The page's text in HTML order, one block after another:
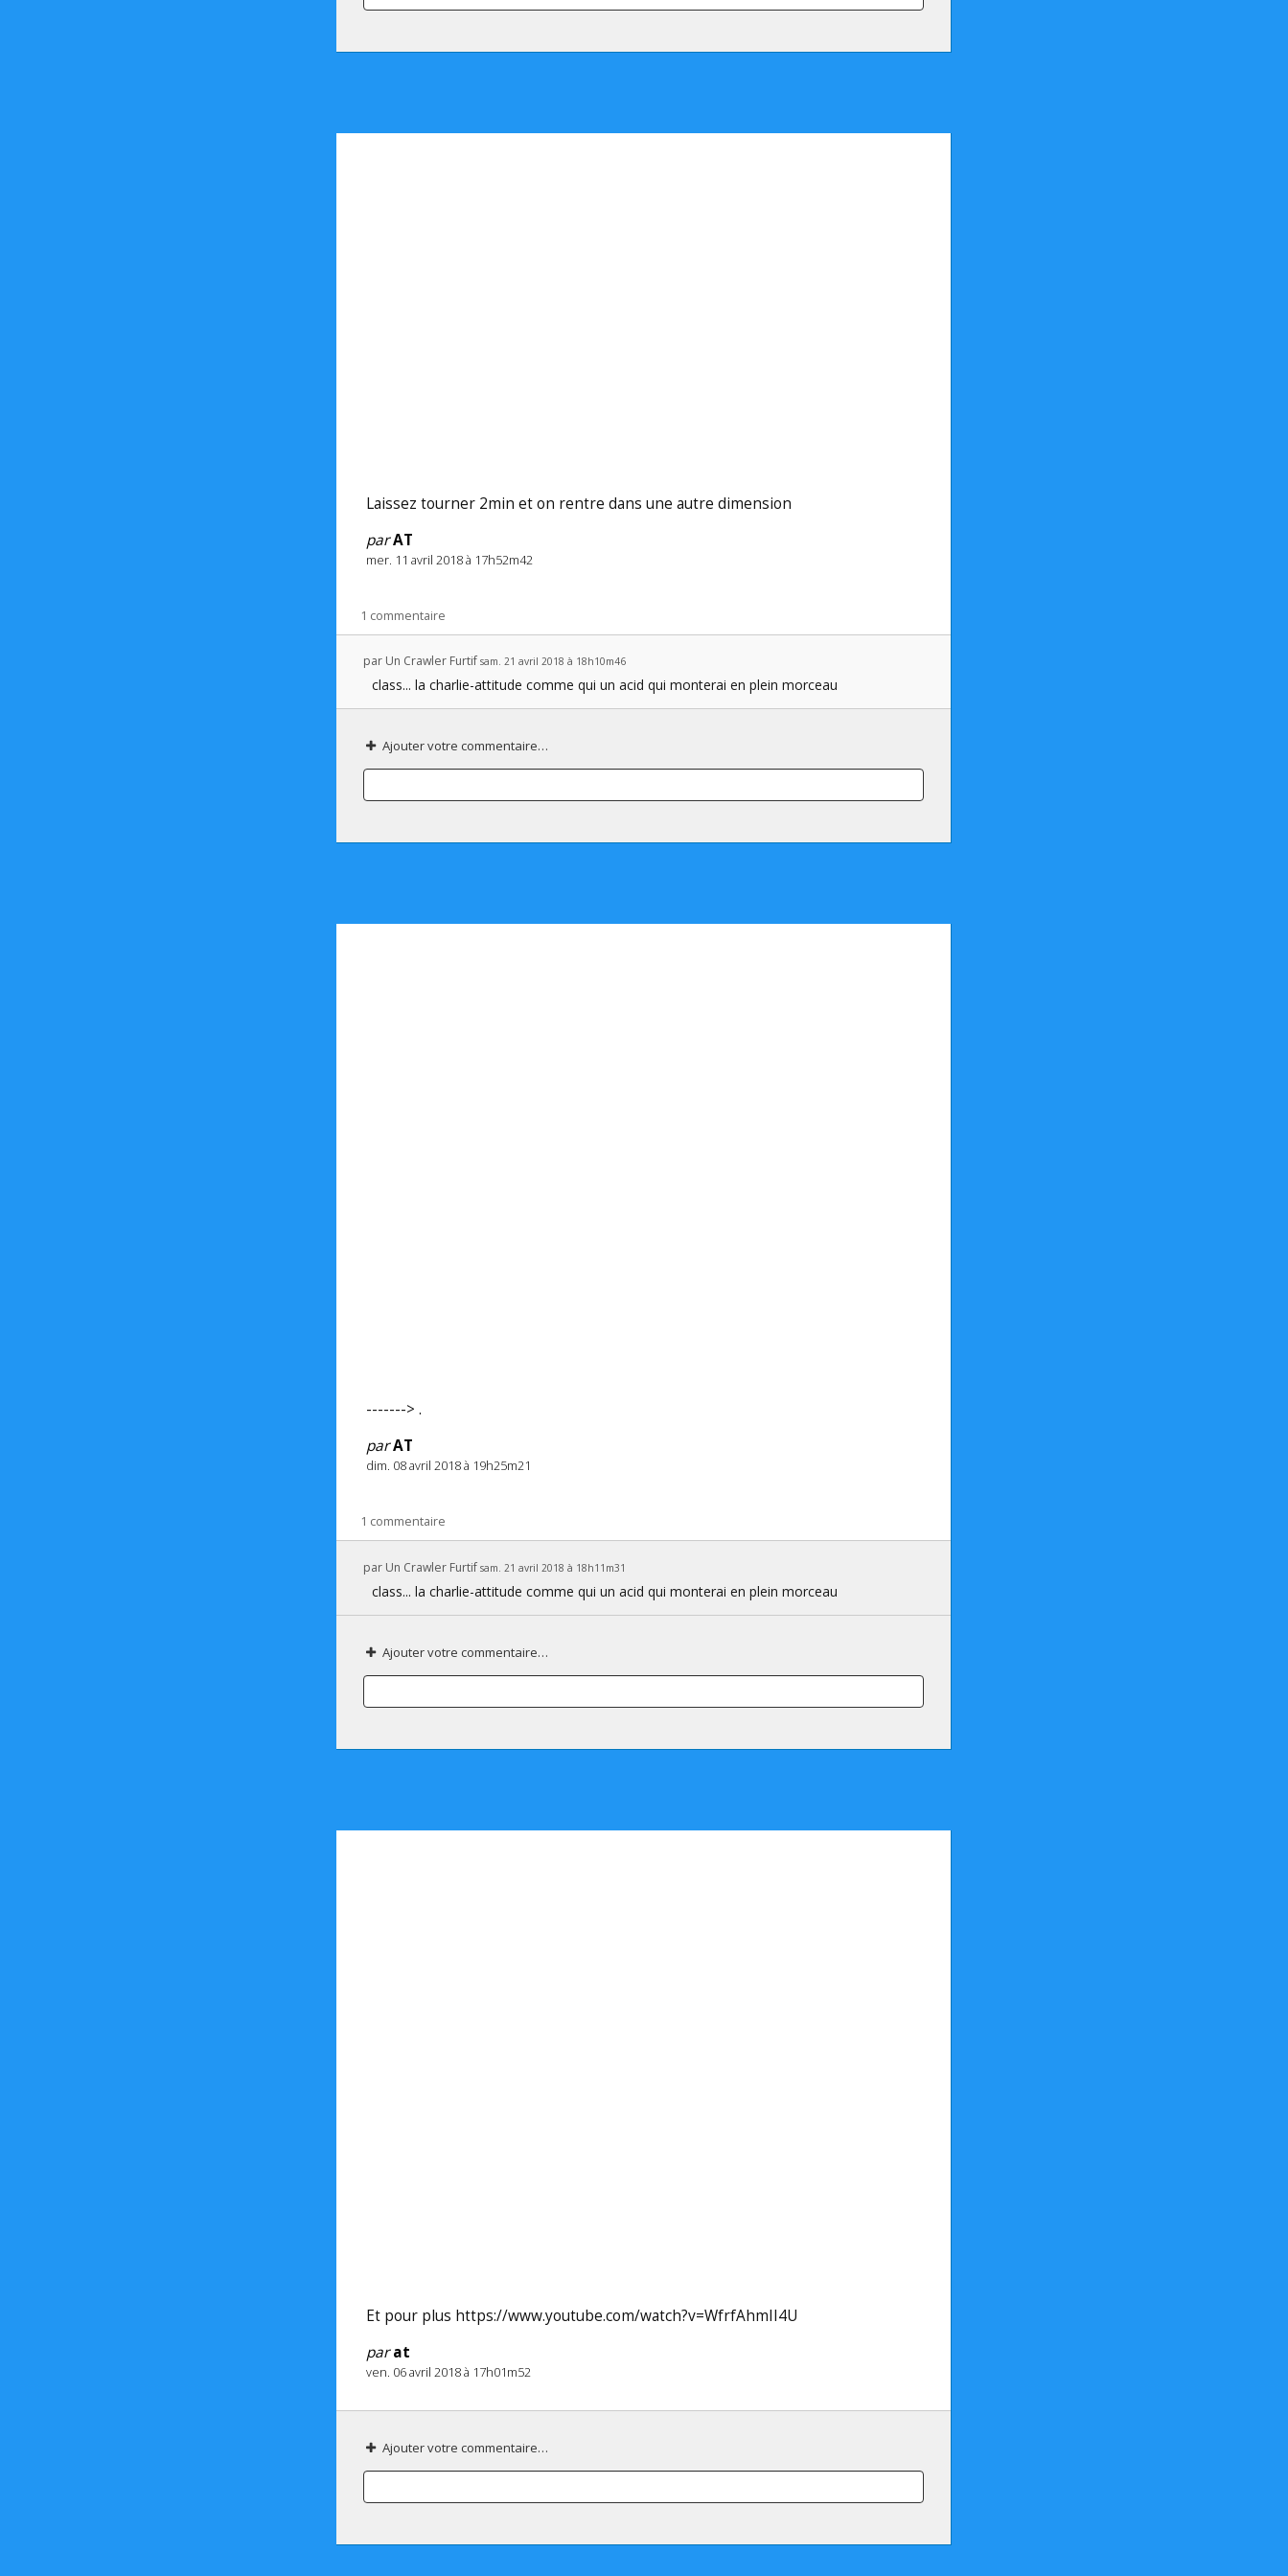
Laissez tourner 2min et on rentre dans une autre dimension
parAT
mer. 11 avril 2018 à 17h52m42
1 commentaire
par Un Crawler Furtif sam. 21 avril 2018 à 18h10m46
class... la charlie-attitude comme qui un acid qui monterai en plein morceau
Ajouter votre commentaire…
-------> .
parAT
dim. 08 avril 2018 à 19h25m21
1 commentaire
par Un Crawler Furtif sam. 21 avril 2018 à 18h11m31
class... la charlie-attitude comme qui un acid qui monterai en plein morceau
Ajouter votre commentaire…
Et pour plus https://www.youtube.com/watch?v=WfrfAhmII4U
parat
ven. 06 avril 2018 à 17h01m52
Ajouter votre commentaire…